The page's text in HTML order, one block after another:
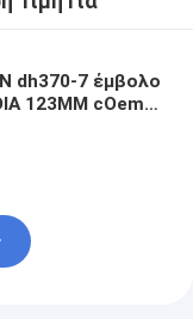
dh370-7 έμβολο
123MM cOem